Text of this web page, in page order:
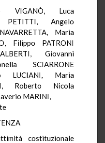
VIGANÒ, Luca
PETITTI, Angelo
Maria
Filippo PATRONI
Giovanni
SCIARRONE
LUCIANI, Maria
Roberto Nicola
MARINI,
costituzionale